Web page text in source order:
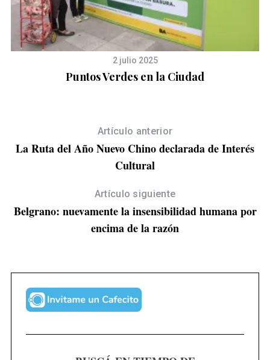
2 julio 2025
Puntos Verdes en la Ciudad
Artículo anterior
La Ruta del Año Nuevo Chino declarada de Interés
Cultural
Artículo siguiente
Belgrano: nuevamente la insensibilidad humana por
encima de la razón
e
a
r